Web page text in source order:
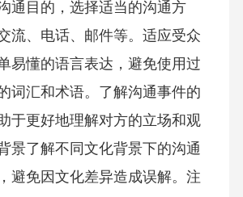
通目的，选择适当的沟通方
流、电话、邮件等。适应受众
易懂的语言表达，避免使用过
词汇和术语。了解沟通事件的
于更好地理解对方的立场和观
景了解不同文化背景下的沟通
避免因文化差异造成误解。注